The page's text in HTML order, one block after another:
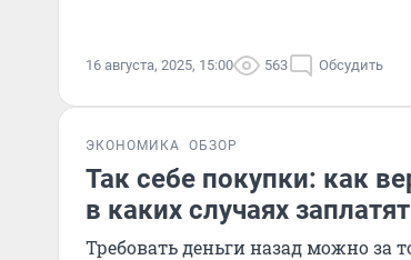
16 августа, 2025, 15:00 563 Обсудить
ЭКОНОМИКА ОБЗОР
Так себе покупки: как
в каких случаях
Требовать деньги назад можно за